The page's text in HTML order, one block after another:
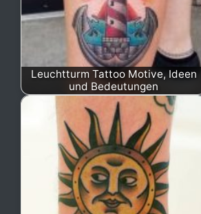
Leuchtturm Tattoo Motive, Ideen
und Bedeutungen